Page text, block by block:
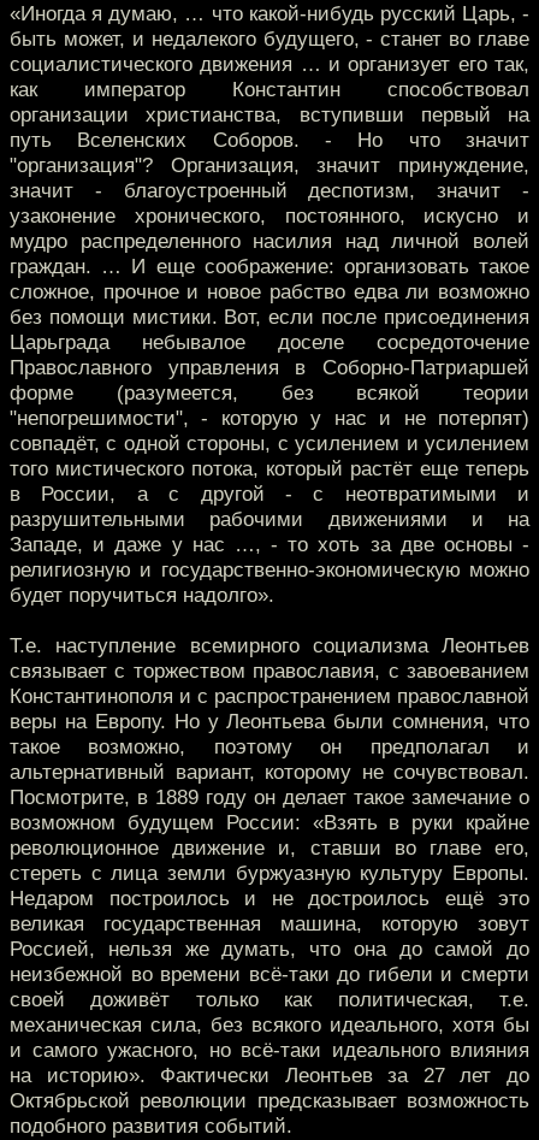
«Иногда я думаю, … что какой-нибудь русский Царь, -
быть может, и недалекого будущего, - станет во главе
социалистического движения … и организует его так,
как император Константин способствовал
организации христианства, вступивши первый на
путь Вселенских Соборов. - Но что значит
"организация"? Организация, значит принуждение,
значит - благоустроенный деспотизм, значит -
узаконение хронического, постоянного, искусно и
мудро распределенного насилия над личной волей
граждан. … И еще соображение: организовать такое
сложное, прочное и новое рабство едва ли возможно
без помощи мистики. Вот, если после присоединения
Царьграда небывалое доселе сосредоточение
Православного управления в Соборно-Патриаршей
форме (разумеется, без всякой теории
"непогрешимости", - которую у нас и не потерпят)
совпадёт, с одной стороны, с усилением и усилением
того мистического потока, который растёт еще теперь
в России, а с другой - с неотвратимыми и
разрушительными рабочими движениями и на
Западе, и даже у нас …, - то хоть за две основы -
религиозную и государственно-экономическую можно
будет поручиться надолго».
Т.е. наступление всемирного социализма Леонтьев
связывает с торжеством православия, с завоеванием
Константинополя и с распространением православной
веры на Европу. Но у Леонтьева были сомнения, что
такое возможно, поэтому он предполагал и
альтернативный вариант, которому не сочувствовал.
Посмотрите, в 1889 году он делает такое замечание о
возможном будущем России: «Взять в руки крайне
революционное движение и, ставши во главе его,
стереть с лица земли буржуазную культуру Европы.
Недаром построилось и не достроилось ещё это
великая государственная машина, которую зовут
Россией, нельзя же думать, что она до самой до
неизбежной во времени всё-таки до гибели и смерти
своей доживёт только как политическая, т.е.
механическая сила, без всякого идеального, хотя бы
и самого ужасного, но всё-таки идеального влияния
на историю». Фактически Леонтьев за 27 лет до
Октябрьской революции предсказывает возможность
подобного развития событий.